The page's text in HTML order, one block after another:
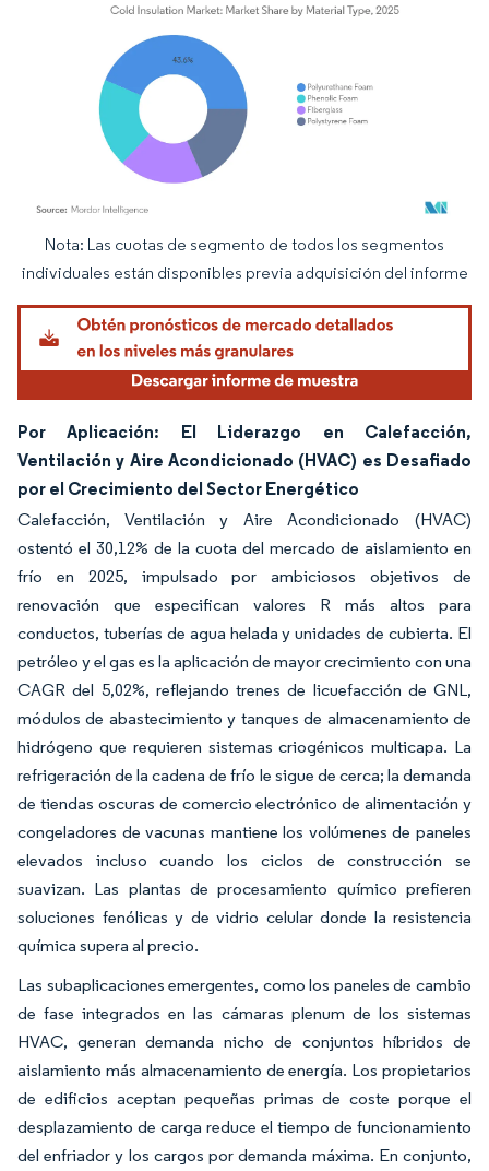
Imagen © Mordor Intelligence. El uso requiere atribución según CC BY 4.0.
Nota: Las cuotas de segmento de todos los segmentos
individuales están disponibles previa adquisición del informe
Por Aplicación: El Liderazgo en Calefacción,
Ventilación y Aire Acondicionado (HVAC) es Desafiado
por el Crecimiento del Sector Energético
Calefacción, Ventilación y Aire Acondicionado (HVAC)
ostentó el 30,12% de la cuota del mercado de aislamiento en
frío en 2025, impulsado por ambiciosos objetivos de
renovación que especifican valores R más altos para
conductos, tuberías de agua helada y unidades de cubierta. El
petróleo y el gas es la aplicación de mayor crecimiento con una
CAGR del 5,02%, reflejando trenes de licuefacción de GNL,
módulos de abastecimiento y tanques de almacenamiento de
hidrógeno que requieren sistemas criogénicos multicapa. La
refrigeración de la cadena de frío le sigue de cerca; la demanda
de tiendas oscuras de comercio electrónico de alimentación y
congeladores de vacunas mantiene los volúmenes de paneles
elevados incluso cuando los ciclos de construcción se
suavizan. Las plantas de procesamiento químico prefieren
soluciones fenólicas y de vidrio celular donde la resistencia
química supera al precio.
Las subaplicaciones emergentes, como los paneles de cambio
de fase integrados en las cámaras plenum de los sistemas
HVAC, generan demanda nicho de conjuntos híbridos de
aislamiento más almacenamiento de energía. Los propietarios
de edificios aceptan pequeñas primas de coste porque el
desplazamiento de carga reduce el tiempo de funcionamiento
del enfriador y los cargos por demanda máxima. En conjunto,